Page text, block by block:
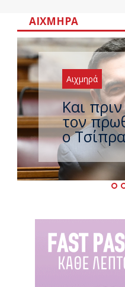
ΑΙΧΜΗΡΆ
Αιχμηρά
Έρχεται
ισχυρό
ζέστης
βαθμούς
Ο